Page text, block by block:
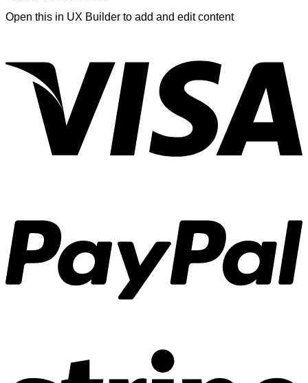
Open this in UX Builder to add and edit content